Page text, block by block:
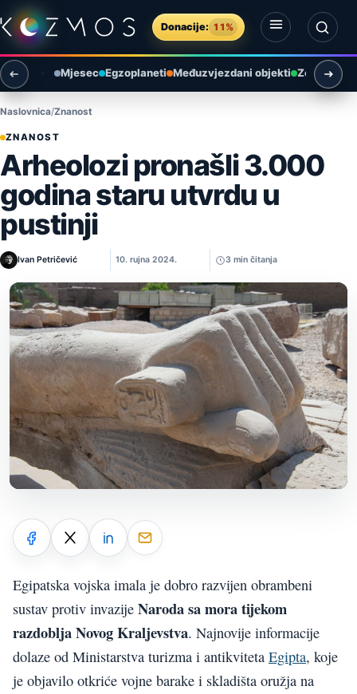
Preskoči na sadržaj
Donacije: 11%
Otvori izbornik
Otvori pretragu
Mjesec Egzoplaneti Međuzvjezdani objekti Zemlja i
Naslovnica Znanost
ZNANOST
Arheolozi pronašli 3.000
godina staru utvrdu u
pustinji
Ivan Petričević 10. rujna 2024. 3 min čitanja
Egipatska vojska imala je dobro razvijen obrambeni
sustav protiv invazije Naroda sa mora tijekom
razdoblja Novog Kraljevstva. Najnovije informacije
dolaze od Ministarstva turizma i antikviteta Egipta, koje
je objavilo otkriće vojne barake i skladišta oružja na